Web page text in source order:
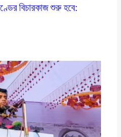
বিচারকাজ শুরু হবে: